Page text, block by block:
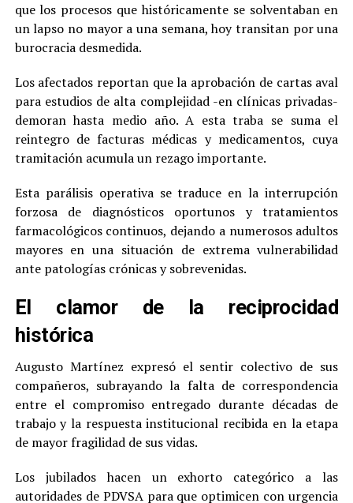
que los procesos que históricamente se solventaban en
un lapso no mayor a una semana, hoy transitan por una
burocracia desmedida.
Los afectados reportan que la aprobación de cartas aval
para estudios de alta complejidad -en clínicas privadas-
demoran hasta medio año. A esta traba se suma el
reintegro de facturas médicas y medicamentos, cuya
tramitación acumula un rezago importante.
Esta parálisis operativa se traduce en la interrupción
forzosa de diagnósticos oportunos y tratamientos
farmacológicos continuos, dejando a numerosos adultos
mayores en una situación de extrema vulnerabilidad
ante patologías crónicas y sobrevenidas.
El clamor de la reciprocidad
histórica
Augusto Martínez expresó el sentir colectivo de sus
compañeros, subrayando la falta de correspondencia
entre el compromiso entregado durante décadas de
trabajo y la respuesta institucional recibida en la etapa
de mayor fragilidad de sus vidas.
Los jubilados hacen un exhorto categórico a las
autoridades de PDVSA para que optimicen con urgencia